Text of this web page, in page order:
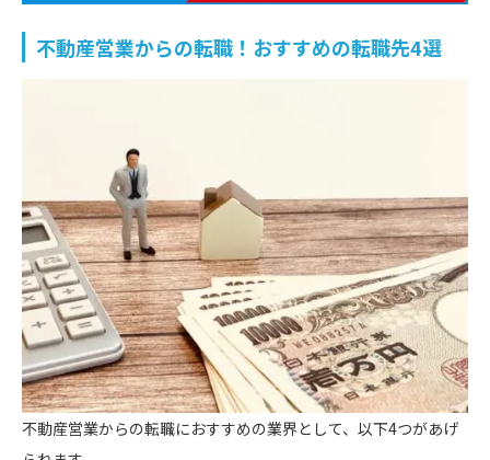
不動産営業からの転職！おすすめの転職先4選
不動産営業からの転職におすすめの業界として、以下4つがあげ